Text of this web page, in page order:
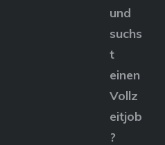
und
suchs
t
einen
Vollz
eitjob
?